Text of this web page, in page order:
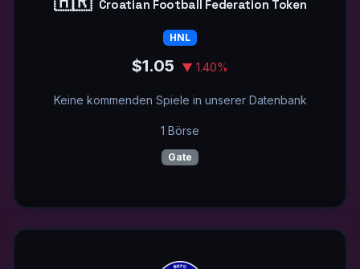
Croatian Football Federation Token
HNL
$1.05 ▼ 1.40%
Keine kommenden Spiele in unserer Datenbank
1 Börse
Gate